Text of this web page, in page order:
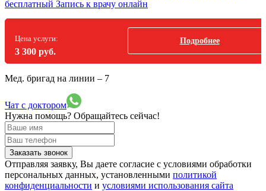
бесплатный Запись к врачу онлайн
Цена услуги:
3 300 руб.
Подробнее
Мед. бригад на линии – 7
Чат с доктором
Нужна помощь? Обращайтесь сейчас!
Заказать звонок
Отправляя заявку, Вы даете согласие с условиями обработки
персональных данных, установленными политикой
конфиденциальности и условиями использования сайта